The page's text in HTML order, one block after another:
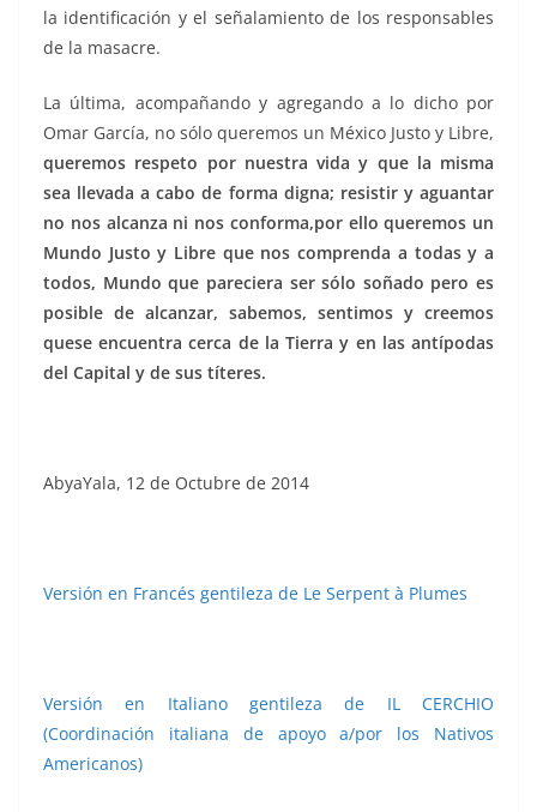
la identificación y el señalamiento de los responsables
de la masacre.
La última, acompañando y agregando a lo dicho por
Omar García, no sólo queremos un México Justo y Libre,
queremos respeto por nuestra vida y que la misma
sea llevada a cabo de forma digna; resistir y aguantar
no nos alcanza ni nos conforma,por ello queremos un
Mundo Justo y Libre que nos comprenda a todas y a
todos, Mundo que pareciera ser sólo soñado pero es
posible de alcanzar, sabemos, sentimos y creemos
quese encuentra cerca de la Tierra y en las antípodas
del Capital y de sus títeres.
AbyaYala, 12 de Octubre de 2014
Versión en Francés gentileza de Le Serpent à Plumes
Versión en Italiano gentileza de IL CERCHIO
(Coordinación italiana de apoyo a/por los Nativos
Americanos)